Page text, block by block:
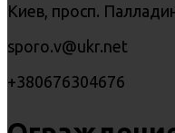
Киев, просп.
sporo.v@ukr.net
+380676304676